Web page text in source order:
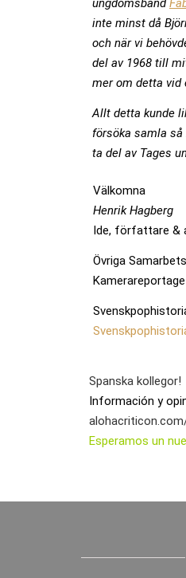
ungdomsband
inte minst då
och när vi
del av 1968 till
mer om detta
Allt detta kunde
försöka samla så
ta del av Tages
Välkomna
Henrik Hagberg
Ide, författare &
Övriga
Spanska kollegor!
Información y
Esperamos un